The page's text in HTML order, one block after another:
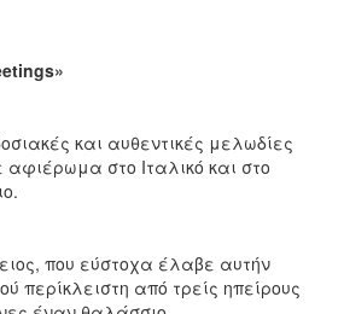
και αυθεντικές μελωδίες
αφιέρωμα στο Ιταλικό και στο
που εύστοχα έλαβε αυτήν
περίκλειστη από τρείς ηπείρους